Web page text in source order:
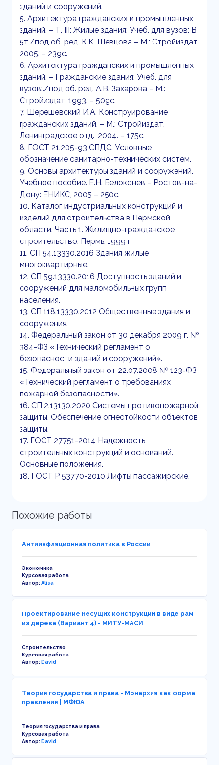
зданий и сооружений.
5. Архитектура гражданских и промышленных
зданий. – Т. III: Жилые здания: Учеб. для вузов: В
5т./под об. ред. К.К. Шевцова – М.: Стройиздат,
2005. – 239с.
6. Архитектура гражданских и промышленных
зданий. – Гражданские здания: Учеб. для
вузов:./под об. ред. А.В. Захарова – М.:
Стройиздат, 1993. – 509с.
7. Шерешевский И.А. Конструирование
гражданских зданий. – М.: Стройиздат,
Ленинградское отд., 2004. – 175с.
8. ГОСТ 21.205-93 СПДС. Условные
обозначение санитарно-технических систем.
9. Основы архитектуры зданий и сооружений.
Учебное пособие. Е.Н. Белоконев – Ростов-на-
Дону: ЕНИКС, 2005 – 250с.
10. Каталог индустриальных конструкций и
изделий для строительства в Пермской
области. Часть 1. Жилищно-гражданское
строительство. Пермь, 1999 г.
11. СП 54.13330.2016 Здания жилые
многоквартирные.
12. СП 59.13330.2016 Доступность зданий и
сооружений для маломобильных групп
населения.
13. СП 118.13330.2012 Общественные здания и
сооружения.
14. Федеральный закон от 30 декабря 2009 г. №
384-ФЗ «Технический регламент о
безопасности зданий и сооружений».
15. Федеральный закон от 22.07.2008 № 123-ФЗ
«Технический регламент о требованиях
пожарной безопасности».
16. СП 2.13130.2020 Системы противопожарной
защиты. Обеспечение огнестойкости объектов
защиты.
17. ГОСТ 27751-2014 Надежность
строительных конструкций и оснований.
Основные положения.
18. ГОСТ Р 53770-2010 Лифты пассажирские.
Похожие работы
Антиинфляционная политика в России
Экономика
Курсовая работа
Автор:Alisa
Проектирование несущих конструкций в виде рам
из дерева (Вариант 4) - МИТУ-МАСИ
Строительство
Курсовая работа
Автор:David
Теория государства и права - Монархия как форма
правления | МФЮА
Теория государства и права
Курсовая работа
Автор:David